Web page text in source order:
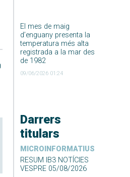
El mes de maig
d’enguany presenta la
temperatura més alta
registrada a la mar des
de 1982
09/06/2026 01:24
Darrers
titulars
MICROINFORMATIUS
RESUM IB3 NOTÍCIES
VESPRE 05/08/2026